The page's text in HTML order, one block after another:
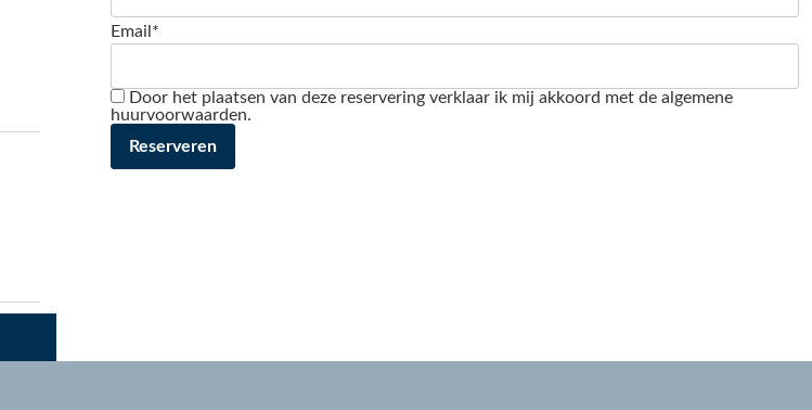
Email*
Door het plaatsen van deze reservering verklaar ik mij akkoord met de algemene
huurvoorwaarden.